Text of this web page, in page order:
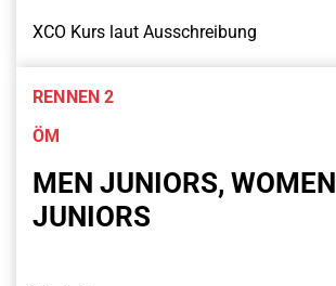
XCO Kurs laut Ausschreibung
RENNEN 2
ÖM
MEN JUNIORS, WOMEN
JUNIORS